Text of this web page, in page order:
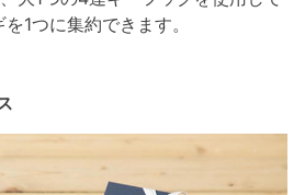
1つに集約できます。